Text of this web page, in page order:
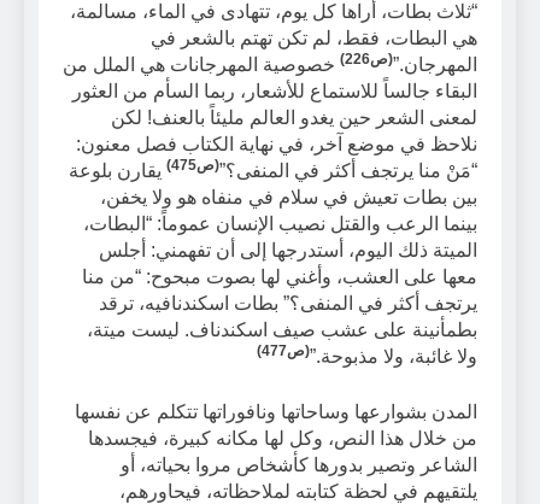
“ثلاث بطات، أراها كل يوم، تتهادى في الماء، مسالمة،
هي البطات، فقط، لم تكن تهتم بالشعر في
المهرجان.”(ص226)
خصوصية المهرجانات هي الملل من
البقاء جالساً للاستماع للأشعار، ربما السأم من العثور
لمعنى الشعر حين يغدو العالم مليئاً بالعنف! لكن
نلاحظ في موضع آخر، في نهاية الكتاب فصل معنون:
“مَنْ منا يرتجف أكثر في المنفى؟”(ص475)
يقارن بلوعة
بين بطات تعيش في سلام في منفاه هو ولا يخفن،
بينما الرعب والقتل نصيب الإنسان عموماً: “البطات،
الميتة ذلك اليوم، أستدرجها إلى أن تفهمني: أجلس
معها على العشب، وأغني لها بصوت مبحوح: “من منا
يرتجف أكثر في المنفى؟” بطات اسكندنافيه، ترقد
بطمأنينة على عشب صيف اسكندناف. ليست ميتة،
ولا غائبة، ولا مذبوحة.”(ص477)
المدن بشوارعها وساحاتها ونافوراتها تتكلم عن نفسها
من خلال هذا النص، وكل لها مكانه كبيرة، فيجسدها
الشاعر وتصير بدورها كأشخاص مروا بحياته، أو
يلتقيهم في لحظة كتابته لملاحظاته، فيحاورهم،